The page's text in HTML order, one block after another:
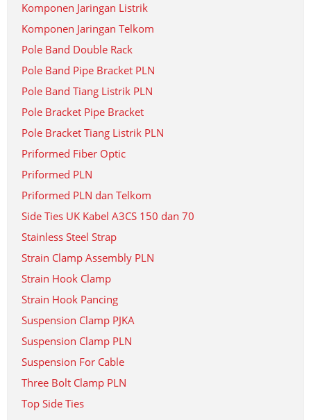
Komponen Jaringan Listrik
Komponen Jaringan Telkom
Pole Band Double Rack
Pole Band Pipe Bracket PLN
Pole Band Tiang Listrik PLN
Pole Bracket Pipe Bracket
Pole Bracket Tiang Listrik PLN
Priformed Fiber Optic
Priformed PLN
Priformed PLN dan Telkom
Side Ties UK Kabel A3CS 150 dan 70
Stainless Steel Strap
Strain Clamp Assembly PLN
Strain Hook Clamp
Strain Hook Pancing
Suspension Clamp PJKA
Suspension Clamp PLN
Suspension For Cable
Three Bolt Clamp PLN
Top Side Ties